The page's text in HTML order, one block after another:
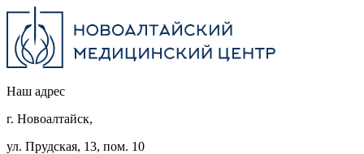
Наш адрес
г. Новоалтайск,
ул. Прудская, 13, пом. 10